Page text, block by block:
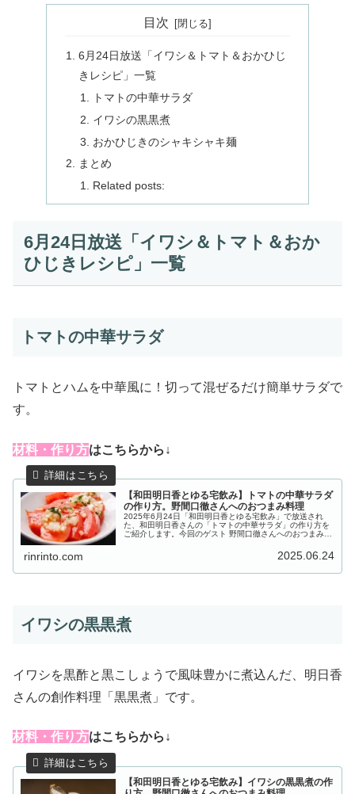
目次
6月24日放送「イワシ＆トマト＆おかひじ
きレシピ」一覧
トマトの中華サラダ
イワシの黒黒煮
おかひじきのシャキシャキ麺
まとめ
Related posts:
6月24日放送「イワシ＆トマト＆おか
ひじきレシピ」一覧
トマトの中華サラダ
トマトとハムを中華風に！切って混ぜるだけ簡単サラダで
す。
材料・作り方はこちらから↓
【和田明日香とゆる宅飲み】トマトの中華サラダ
の作り方。野間口徹さんへのおつまみ料理
2025年6月24日「和田明日香とゆる宅飲み」で放送され
た、和田明日香さんの「トマトの中華サラダ」の作り方を
ご紹介します。今回のゲスト 野間口徹さんへのおつまみ料
rinrinto.com 2025.06.24
イワシの黒黒煮
イワシを黒酢と黒こしょうで風味豊かに煮込んだ、明日香
さんの創作料理「黒黒煮」です。
材料・作り方はこちらから↓
【和田明日香とゆる宅飲み】イワシの黒黒煮の作